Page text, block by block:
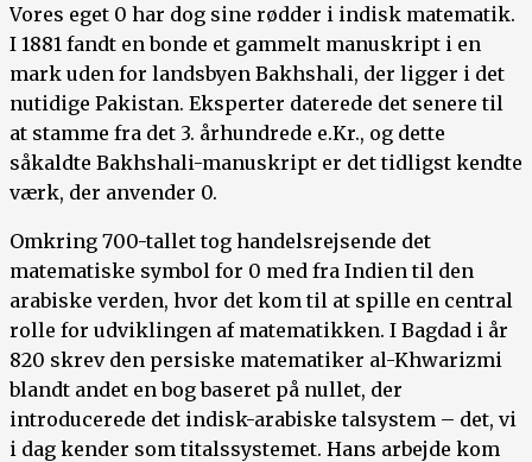
Vores eget 0 har dog sine rødder i indisk matematik.
I 1881 fandt en bonde et gammelt manuskript i en
mark uden for landsbyen Bakhshali, der ligger i det
nutidige Pakistan. Eksperter daterede det senere til
at stamme fra det 3. århundrede e.Kr., og dette
såkaldte Bakhshali-manuskript er det tidligst kendte
værk, der anvender 0.
Omkring 700-tallet tog handelsrejsende det
matematiske symbol for 0 med fra Indien til den
arabiske verden, hvor det kom til at spille en central
rolle for udviklingen af matematikken. I Bagdad i år
820 skrev den persiske matematiker al-Khwarizmi
blandt andet en bog baseret på nullet, der
introducerede det indisk-arabiske talsystem – det, vi
i dag kender som titalssystemet. Hans arbejde kom